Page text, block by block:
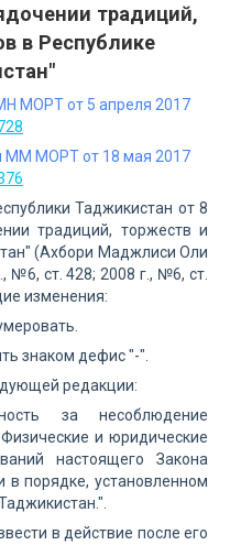
традиций,
в Республике
МОРТ от 5 апреля 2017
ММ МОРТ от 18 мая 2017
Таджикистан от 8
традиций, торжеств и
(Ахбори Маджлиси Оли
№6, ст. 428; 2008 г., №6, ст.
изменения:
знаком дефис "-".
редакции:
за несоблюдение
и юридические
настоящего Закона
в порядке, установленном
в действие после его